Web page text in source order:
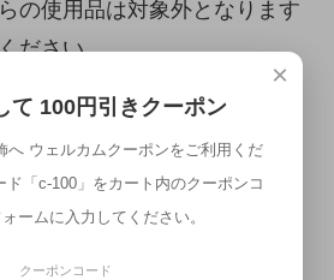
の使用品は対象外となります
ださい。
ない場合は、以下にご注意
ください。
、購入手続きを進めようとす
お届け方法がないため、商品
×
て 100円引きクーポン
へ ウェルカムクーポンをご利用くだ
ド「c-100」をカート内のクーポンコ
ームに入力してください。
クーポンコード